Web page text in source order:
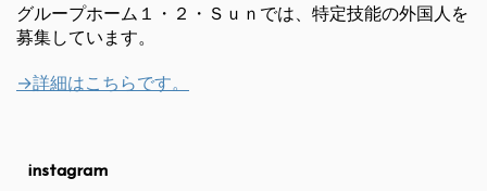
グループホーム１・２・Ｓｕｎでは、特定技能の外国人を
募集しています。
→詳細はこちらです。
instagram